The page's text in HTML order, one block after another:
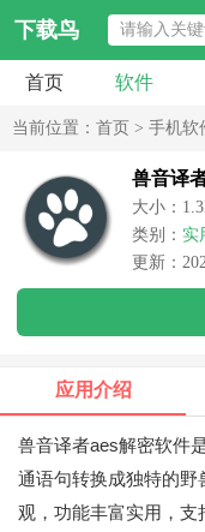
下载鸟
首页 软件
当前位置： 首页 > 手机软
兽音译
大小：
类别： 实
更新：
应用介绍
兽音译者aes解密软件
通语句转换成独特的野
观，功能丰富实用，支